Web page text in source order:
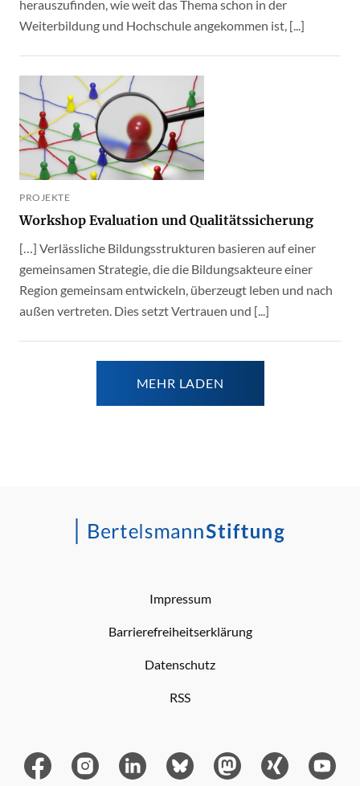
herauszufinden, wie weit das Thema schon in der
Weiterbildung und Hochschule angekommen ist, [...]
PROJEKTE
Workshop Evaluation und Qualitätssicherung
[…] Verlässliche Bildungsstrukturen basieren auf einer
gemeinsamen Strategie, die die Bildungsakteure einer
Region gemeinsam entwickeln, überzeugt leben und nach
außen vertreten. Dies setzt Vertrauen und [...]
MEHR LADEN
Impressum
Barrierefreiheitserklärung
Datenschutz
RSS